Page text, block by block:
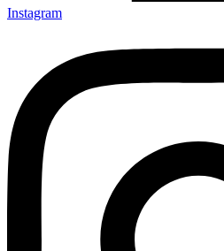
Instagram